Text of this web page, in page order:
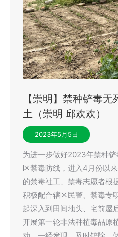
【崇明】禁种铲毒
土（崇明 邱欢欢）
2023年5月5日
为进一步做好2023年禁种
区禁毒防线，进入4月份以
的禁毒社工、禁毒志愿者根
积极配合辖区民警、禁毒专
起深入到田间地头、宅前屋
开展第一轮非法种植毒品原